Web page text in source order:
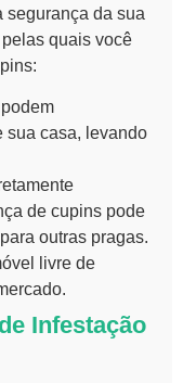
segurança da sua
quais você
:
sua casa, levando
de cupins pode
outras pragas.
livre de
Infestação